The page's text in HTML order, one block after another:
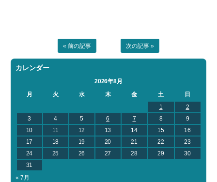
« 前の記事 次の記事 »
カレンダー
2026年8月
月
火 水 木 金 土
日
1
2
3
4 5 6 7 8
9
10
11 12 13 14 15
16
17
18 19 20 21 22
23
24
25 26 27 28 29
30
31
« 7月